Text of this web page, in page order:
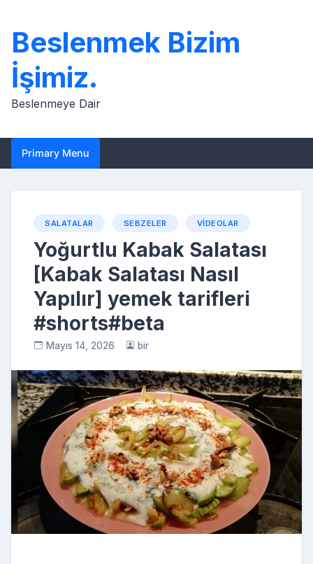
content
Beslenmek Bizim
İşimiz.
Beslenmeye Dair
Primary Menu
SALATALAR SEBZELER VIDEOLAR
Yoğurtlu Kabak Salatası
[Kabak Salatası Nasıl
Yapılır] yemek tarifleri
#shorts#beta
Mayıs 14, 2026 bir